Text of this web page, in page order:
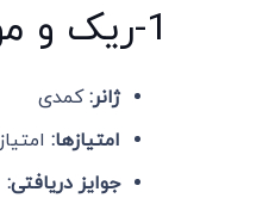
1-ریک و مورتی (Rick & Morty)
ژانر:کمدی
امتیازها: امتیاز imdb 9.2/10 ، امتیاز گوگل 96% و امتیاز : 94% Rotten Tomatoes
جوایز دریافتی: